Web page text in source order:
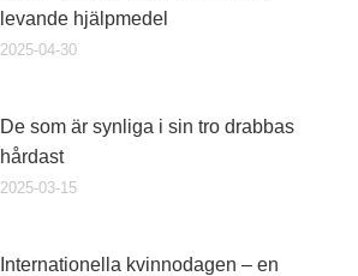
levande hjälpmedel
2025-04-30
De som är synliga i sin tro drabbas
hårdast
2025-03-15
Internationella kvinnodagen – en